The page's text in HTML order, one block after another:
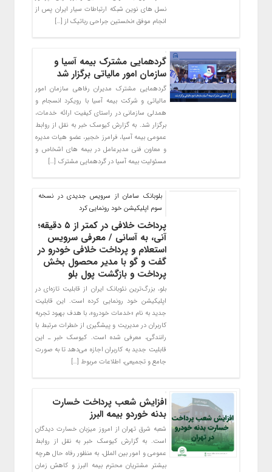
نسل های نوین شبکه ارتباطات سیار ایران پس از
انجام موفق «نخستین جراحی رباتیک از […]
گردهمایی مشترک بیمه آسیا و
سازمان امور مالیاتی برگزار شد
گردهمایی مشترک مدیران رفاهی سازمان امور
مالیاتی و شرکت بیمه آسیا با رویکرد انسجام و
همدلی سازمانی در راستای کیفیت ارائه خدمات،
برگزار شد. به گزارش کیوسک خبر به نقل از روابط
عمومی بیمه آسیا، فرامرز خجیر، عضو هیات مدیره
و معاون فنی مدیرعامل در بیمه های اشخاص و
مسئولیت بیمه آسیا در گردهمایی مشترک […]
بلوبانک سامان از سرویس جدیدی در نسخه
سوم اپلیکیشن خود رونمایی کرد
پرداخت خلافی در کمتر از ۵ دقیقه؛
آنی، به آسانی / معرفی سرویس
استعلام و پرداخت خلافی خودرو در
گفت و گو با مدیر محصول بخش
پرداخت و بازگشت پول بلو
بلو، بزرگ‌ترین نئوبانک ایران از قابلیت تازه‌ای در
اپلیکیشن خود رونمایی کرده است. این قابلیت
جدید به نام «خدمات خودرو»، با هدف بهبود تجربه
کاربران در مدیریت و پیشگیری از خطرات مرتبط با
رانندگی، معرفی شده است. کیوسک خبر ـ این
قابلیت جدید به کاربران اجازه می‌دهد تا به صورت
جامع و تجمیعی، اطلاعات مربوط […]
افزایش شعب پرداخت خسارت
بدنه خوردو بیمه البرز
شعبه شرق تهران از امروز میزبان خسارت دیدگان
است. به گزارش کیوسک خبر به نقل از روابط
عمومی و امور بین الملل، به منظور رفاه حال هرچه
بیشتر مشتریان محترم بیمه البرز و کاهش زمان